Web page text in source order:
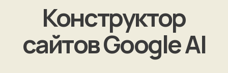
Конструктор
сайтов Google AI